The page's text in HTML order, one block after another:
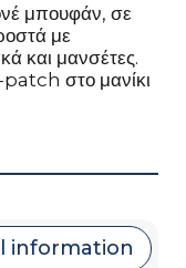
μπουφάν, σε
με
και μανσέτες.
στο μανίκι
information